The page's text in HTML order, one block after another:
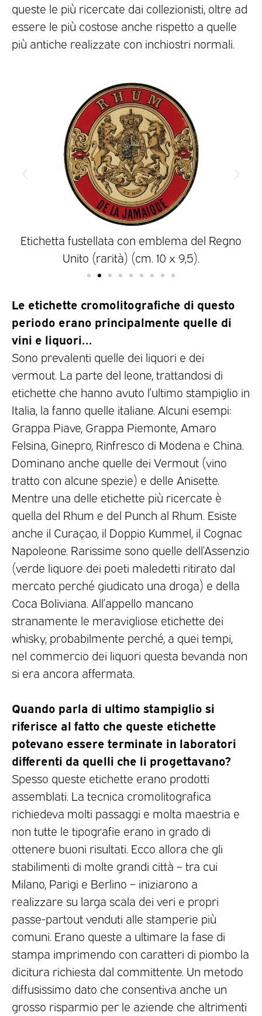
queste le più ricercate dai collezionisti, oltre ad
essere le più costose anche rispetto a quelle
più antiche realizzate con inchiostri normali.
Etichetta fustellata con emblema del Regno
Unito (rarità) (cm. 10 x 9,5).
Le etichette cromolitografiche di questo
periodo erano principalmente quelle di
vini e liquori…
Sono prevalenti quelle dei liquori e dei
vermout. La parte del leone, trattandosi di
etichette che hanno avuto l’ultimo stampiglio in
Italia, la fanno quelle italiane. Alcuni esempi:
Grappa Piave, Grappa Piemonte, Amaro
Felsina, Ginepro, Rinfresco di Modena e China.
Dominano anche quelle dei Vermout (vino
tratto con alcune spezie) e delle Anisette.
Mentre una delle etichette più ricercate è
quella del Rhum e del Punch al Rhum. Esiste
anche il Curaçao, il Doppio Kummel, il Cognac
Napoleone. Rarissime sono quelle dell’Assenzio
(verde liquore dei poeti maledetti ritirato dal
mercato perché giudicato una droga) e della
Coca Boliviana. All’appello mancano
stranamente le meravigliose etichette dei
whisky, probabilmente perché, a quei tempi,
nel commercio dei liquori questa bevanda non
si era ancora affermata.
Quando parla di ultimo stampiglio si
riferisce al fatto che queste etichette
potevano essere terminate in laboratori
differenti da quelli che li progettavano?
Spesso queste etichette erano prodotti
assemblati. La tecnica cromolitografica
richiedeva molti passaggi e molta maestria e
non tutte le tipografie erano in grado di
ottenere buoni risultati. Ecco allora che gli
stabilimenti di molte grandi città – tra cui
Milano, Parigi e Berlino – iniziarono a
realizzare su larga scala dei veri e propri
passe-partout venduti alle stamperie più
comuni. Erano queste a ultimare la fase di
stampa imprimendo con caratteri di piombo la
dicitura richiesta dal committente. Un metodo
diffusissimo dato che consentiva anche un
grosso risparmio per le aziende che altrimenti